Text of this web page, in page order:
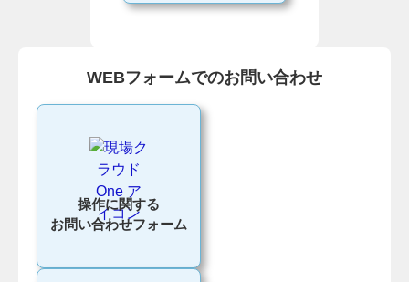
WEBフォームでのお問い合わせ
操作に関する
お問い合わせフォーム